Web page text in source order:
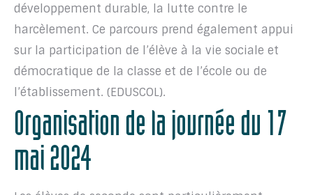
développement durable, la lutte contre le
harcèlement. Ce parcours prend également appui
sur la participation de l’élève à la vie sociale et
démocratique de la classe et de l’école ou de
l’établissement. (EDUSCOL).
Organisation de la journée du 17
mai 2024